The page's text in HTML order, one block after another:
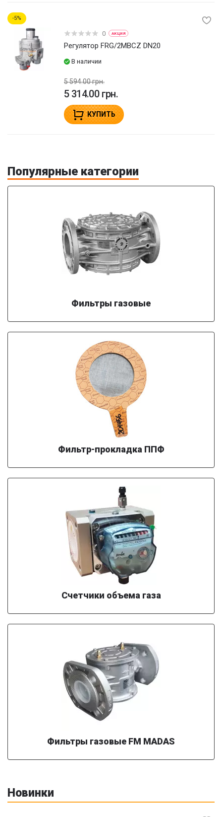
5
0 АКЦИЯ
Регулятор FRG/2MBCZ DN20
В наличии
5 314.00 грн.
5 594.00 грн.
КУПИТЬ
Популярные категории
Фильтры газовые
Фильтр-прокладка ППФ
Счетчики объема газа
Фильтры газовые FM MADAS
Новинки